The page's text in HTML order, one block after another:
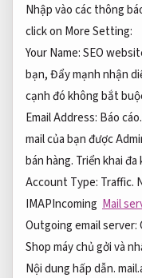
Nhập vào các thông
click on More Setting:
Your Name:SEO
bạn,Đẩy mạnh nhận
cạnh đó không bắt
Email Address: Báo cáo.
mail của bạn được
bán hàng. Triển khai đa
Account Type: Traffic.
IMAPIncoming Mail
Outgoing email server:
Shop máy chủ gởi và
Nội dung hấp dẫn.